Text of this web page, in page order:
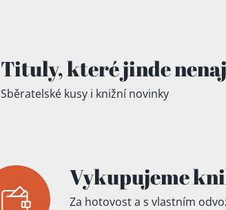
Tituly,které jinde
Sběratelské kusy i knižní novinky
Vykupujeme
Za hotovost a s vlastním